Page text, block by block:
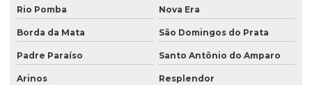
Rio Pomba Nova Era
Borda da Mata São Domingos do Prata
Padre Paraíso Santo Antônio do Amparo
Arinos Resplendor